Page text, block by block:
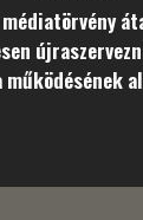
működésének